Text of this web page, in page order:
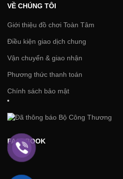
VỀ CHÚNG TÔI
Giới thiệu đồ chơi Toàn Tâm
Điều kiện giao dịch chung
Vận chuyển & giao nhận
Phương thức thanh toán
Chính sách bảo mật
FACEBOOK